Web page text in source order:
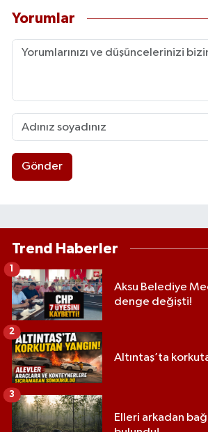
Yorumlar
Gönder
Trend Haberler
Aksu Belediye
denge değişti!
1
Altıntaş’ta
2
Elleri arkadan
3